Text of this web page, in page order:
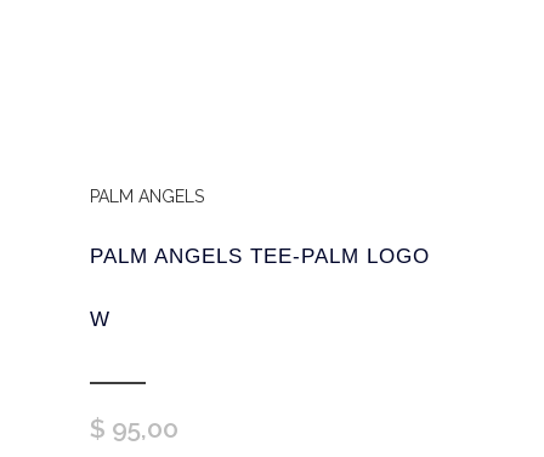
PALM ANGELS
PALM ANGELS TEE-PALM LOGO
W
$ 95,00